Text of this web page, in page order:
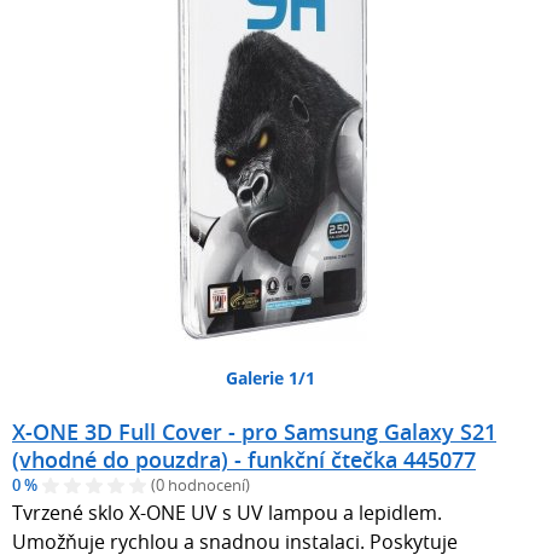
Galerie 1/1
X-ONE 3D Full Cover - pro Samsung Galaxy S21
(vhodné do pouzdra) - funkční čtečka 445077
0 % (0 hodnocení)
Tvrzené sklo X-ONE UV s UV lampou a lepidlem.
Umožňuje rychlou a snadnou instalaci. Poskytuje